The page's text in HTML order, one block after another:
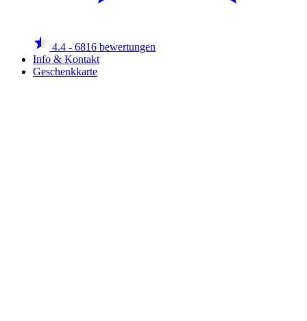
4.4 - 6816 bewertungen
Info & Kontakt
Geschenkkarte